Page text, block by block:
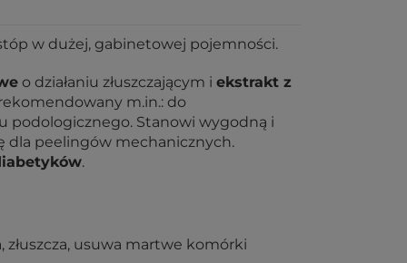
w dużej, gabinetowej pojemności.
o działaniu złuszczającym i ekstrakt z
m.in.: do
podologicznego. Stanowi wygodną i
dla peelingów mechanicznych.
.
złuszcza, usuwa martwe komórki